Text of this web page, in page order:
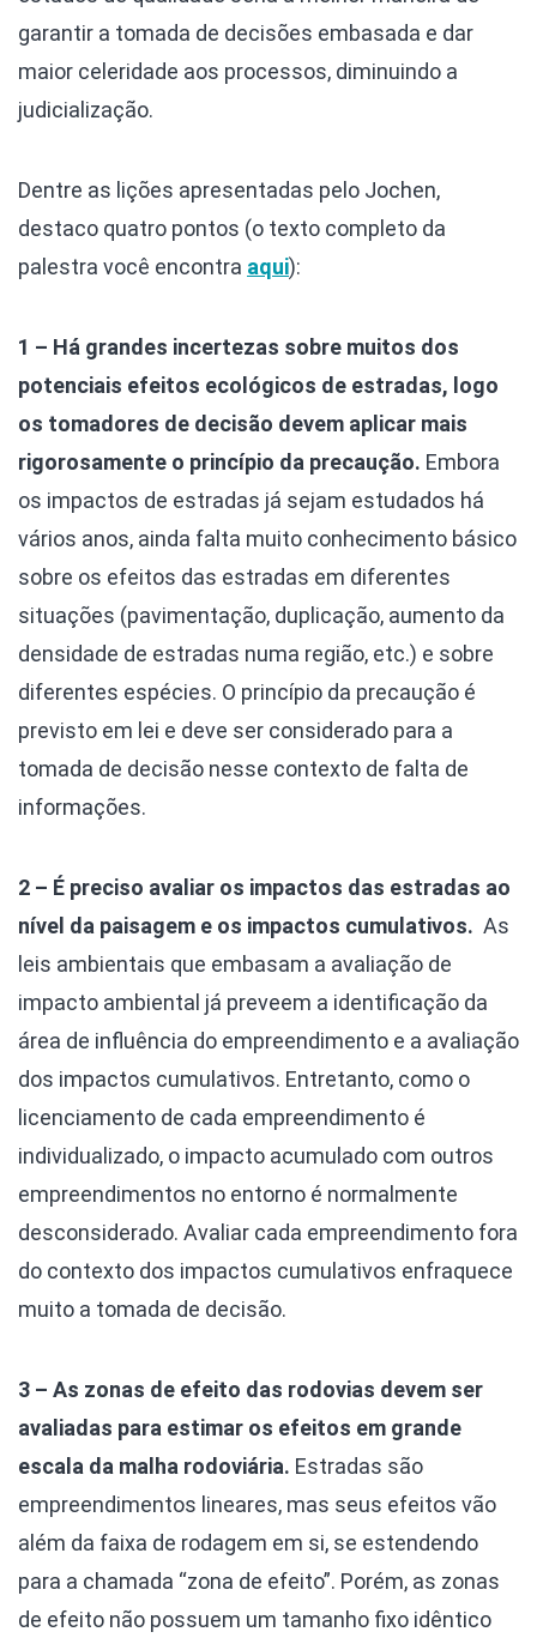
garantir a tomada de decisões embasada e dar
maior celeridade aos processos, diminuindo a
judicialização.
Dentre as lições apresentadas pelo Jochen,
destaco quatro pontos (o texto completo da
palestra você encontra aqui):
1 – Há grandes incertezas sobre muitos dos
potenciais efeitos ecológicos de estradas, logo
os tomadores de decisão devem aplicar mais
rigorosamente o princípio da precaução. Embora
os impactos de estradas já sejam estudados há
vários anos, ainda falta muito conhecimento básico
sobre os efeitos das estradas em diferentes
situações (pavimentação, duplicação, aumento da
densidade de estradas numa região, etc.) e sobre
diferentes espécies. O princípio da precaução é
previsto em lei e deve ser considerado para a
tomada de decisão nesse contexto de falta de
informações.
2 – É preciso avaliar os impactos das estradas ao
nível da paisagem e os impactos cumulativos. As
leis ambientais que embasam a avaliação de
impacto ambiental já preveem a identificação da
área de influência do empreendimento e a avaliação
dos impactos cumulativos. Entretanto, como o
licenciamento de cada empreendimento é
individualizado, o impacto acumulado com outros
empreendimentos no entorno é normalmente
desconsiderado. Avaliar cada empreendimento fora
do contexto dos impactos cumulativos enfraquece
muito a tomada de decisão.
3 – As zonas de efeito das rodovias devem ser
avaliadas para estimar os efeitos em grande
escala da malha rodoviária. Estradas são
empreendimentos lineares, mas seus efeitos vão
além da faixa de rodagem em si, se estendendo
para a chamada “zona de efeito”. Porém, as zonas
de efeito não possuem um tamanho fixo idêntico